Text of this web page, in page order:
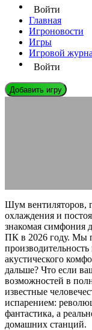
Войти
Главная
Игроновости
Игры
Игровой
Войти
Добавить игру
Шум вентиляторов,
охлаждения и
знакомая симфония
ПК в 2026 году. Мы
акустического
дальше? Что если
возможностей в
известные
испарением:
фантастика, а
домашних станций.